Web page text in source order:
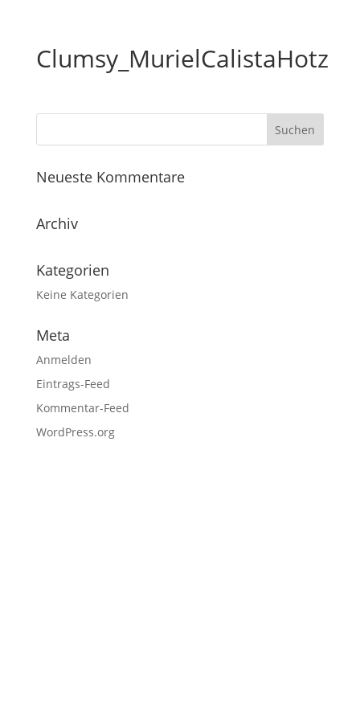
Clumsy_MurielCalistaHotz
Neueste Kommentare
Archiv
Kategorien
Keine Kategorien
Meta
Anmelden
Eintrags-Feed
Kommentar-Feed
WordPress.org